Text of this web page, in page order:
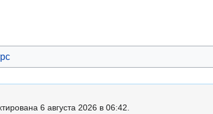
6 августа 2026 в 06:42.